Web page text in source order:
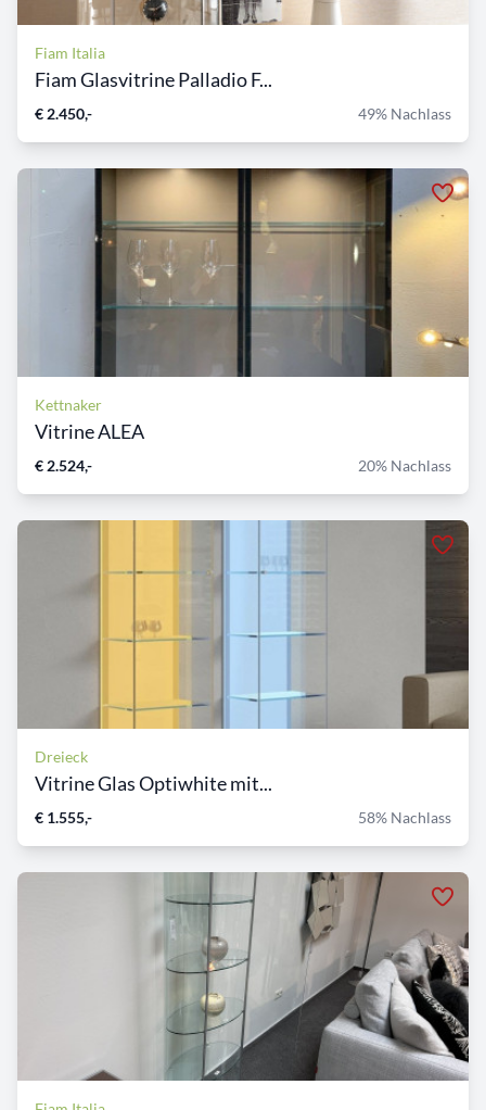
Fiam Italia
Fiam Glasvitrine Palladio F...
€ 2.450,- 49% Nachlass
Kettnaker
Vitrine ALEA
€ 2.524,- 20% Nachlass
Dreieck
Vitrine Glas Optiwhite mit...
€ 1.555,- 58% Nachlass